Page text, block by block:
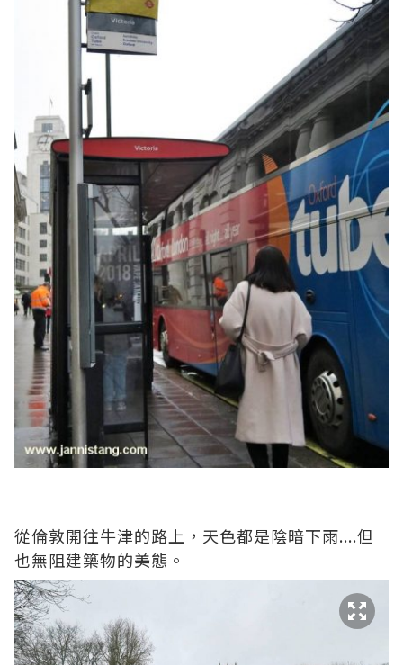
從倫敦開往牛津的路上，天色都是陰暗下雨....但
也無阻建築物的美態。